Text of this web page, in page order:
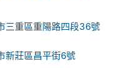
三重區重陽路四段36號
新莊區昌平街6號